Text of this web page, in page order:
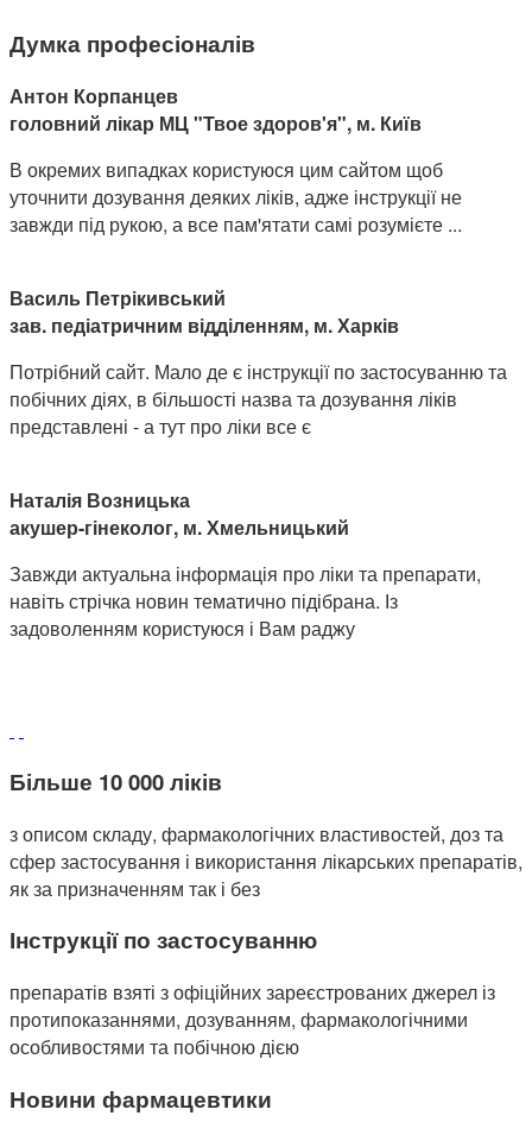
Думка професіоналів
Антон Корпанцев
головний лікар МЦ "Твое здоров'я", м. Київ
В окремих випадках користуюся цим сайтом щоб
уточнити дозування деяких ліків, адже інструкції не
завжди під рукою, а все пам'ятати самі розумієте ...
Василь Петрікивський
зав. педіатричним відділенням, м. Харків
Потрібний сайт. Мало де є інструкції по застосуванню та
побічних діях, в більшості назва та дозування ліків
представлені - а тут про ліки все є
Наталія Возницька
акушер-гінеколог, м. Хмельницький
Завжди актуальна інформація про ліки та препарати,
навіть стрічка новин тематично підібрана. Із
задоволенням користуюся і Вам раджу
Більше 10 000 ліків
з описом складу, фармакологічних властивостей, доз та
сфер застосування і використання лікарських препаратів,
як за призначенням так і без
Інструкції по застосуванню
препаратів взяті з офіційних зареєстрованих джерел із
протипоказаннями, дозуванням, фармакологічними
особливостями та побічною дією
Новини фармацевтики